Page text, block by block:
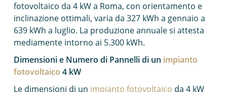
fotovoltaico da 4 kW a Roma, con orientamento e
inclinazione ottimali, varia da 327 kWh a gennaio a
639 kWh a luglio. La produzione annuale si attesta
mediamente intorno ai 5.300 kWh.
Dimensioni e Numero di Pannelli di un impianto
fotovoltaico 4 kW
Le dimensioni di un impianto fotovoltaico da 4 kW